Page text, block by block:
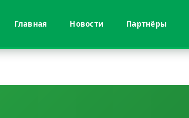
Главная Новости Партнёры